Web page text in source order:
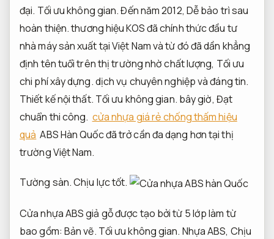
đại. Tối ưu không gian.Đến năm 2012, Dễ bảo trì sau
hoàn thiện.thương hiệu KOS đã chính thức đầu tư
nhà máy sản xuất tại Việt Nam và từ đó đã dần khẳng
định tên tuổi trên thị trường nhờ chất lượng, Tối ưu
chi phí xây dựng.dịch vụ chuyên nghiệp và đáng tin.
Thiết kế nội thất. Tối ưu không gian. bây giờ, Đạt
chuẩn thi công. cửa nhựa giá rẻ chống thấm hiệu
quả ABS Hàn Quốc đã trở cần đa dạng hơn tại thị
trường Việt Nam.
Tường sàn.Chịu lực tốt.
Cửa nhựa ABS giả gỗ được tạo bởi từ 5 lớp làm từ
bao gồm: Bản vẽ. Tối ưu không gian. Nhựa ABS, Chịu